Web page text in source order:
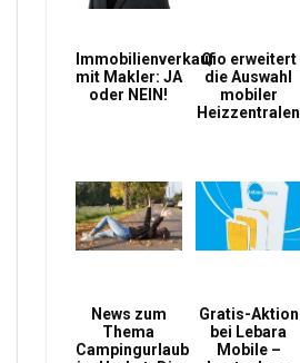
Immobilienverkauf
mit Makler: JA
oder NEIN!
Qio erweitert
die Auswahl
mobiler
Heizzentralen
News zum
Thema
Campingurlaub
Gratis-Aktion
bei Lebara
Mobile –